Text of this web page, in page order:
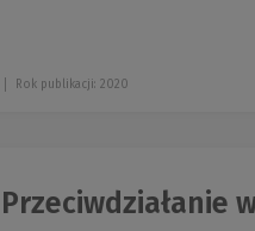
Rok publikacji: 2020
Przeciwdziałanie